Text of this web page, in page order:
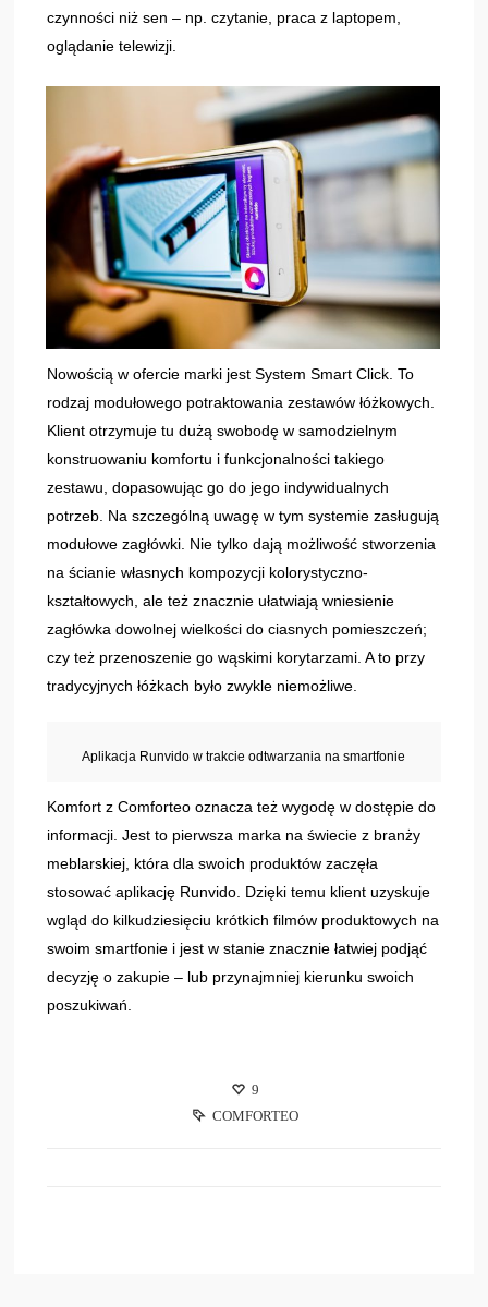
czynności niż sen – np. czytanie, praca z laptopem,
oglądanie telewizji.
Nowością w ofercie marki jest System Smart Click. To
rodzaj modułowego potraktowania zestawów łóżkowych.
Klient otrzymuje tu dużą swobodę w samodzielnym
konstruowaniu komfortu i funkcjonalności takiego
zestawu, dopasowując go do jego indywidualnych
potrzeb. Na szczególną uwagę w tym systemie zasługują
modułowe zagłówki. Nie tylko dają możliwość stworzenia
na ścianie własnych kompozycji kolorystyczno-
kształtowych, ale też znacznie ułatwiają wniesienie
zagłówka dowolnej wielkości do ciasnych pomieszczeń;
czy też przenoszenie go wąskimi korytarzami. A to przy
tradycyjnych łóżkach było zwykle niemożliwe.
Aplikacja Runvido w trakcie odtwarzania na smartfonie
Komfort z Comforteo oznacza też wygodę w dostępie do
informacji. Jest to pierwsza marka na świecie z branży
meblarskiej, która dla swoich produktów zaczęła
stosować aplikację Runvido. Dzięki temu klient uzyskuje
wgląd do kilkudziesięciu krótkich filmów produktowych na
swoim smartfonie i jest w stanie znacznie łatwiej podjąć
decyzję o zakupie – lub przynajmniej kierunku swoich
poszukiwań.
9
COMFORTEO